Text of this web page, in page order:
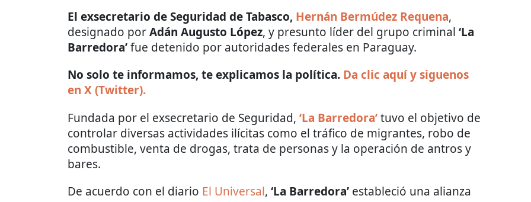
El exsecretario de Seguridad de Tabasco, Hernán Bermúdez Requena,
designado porAdán Augusto López, y presunto líder del grupo criminal ‘La
Barredora’fue detenido por autoridades federales en Paraguay.
No solo te informamos, te explicamos la política. Da clic aquí y siguenos
en X (Twitter).
Fundada por el exsecretario de Seguridad, ‘La Barredora’tuvo el objetivo de
controlar diversas actividades ilícitas como el tráfico de migrantes, robo de
combustible, venta de drogas, trata de personas y la operación de antros y
bares.
De acuerdo con el diario El Universal, ‘La Barredora’ estableció una alianza